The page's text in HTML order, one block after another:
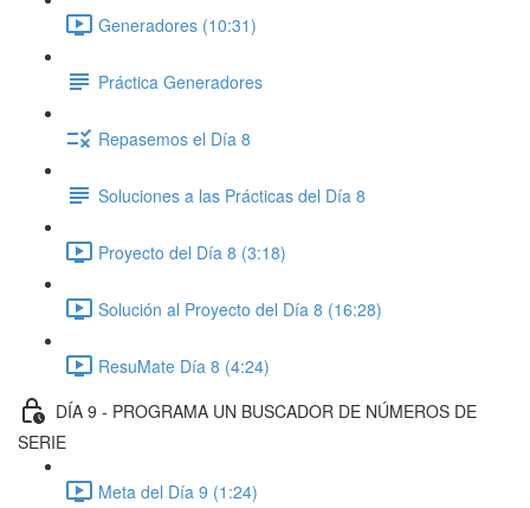
Generadores (10:31)
Práctica Generadores
Repasemos el Día 8
Soluciones a las Prácticas del Día 8
Proyecto del Día 8 (3:18)
Solución al Proyecto del Día 8 (16:28)
ResuMate Día 8 (4:24)
DÍA 9 - PROGRAMA UN BUSCADOR DE NÚMEROS DE
SERIE
Meta del Día 9 (1:24)